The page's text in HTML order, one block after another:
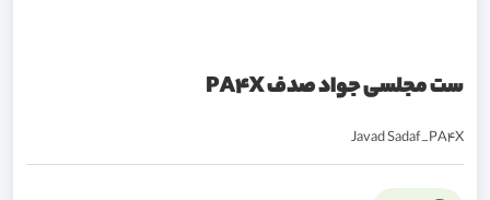
ست مجلسی جواد صدف PA4X
Javad Sadaf_PA4X